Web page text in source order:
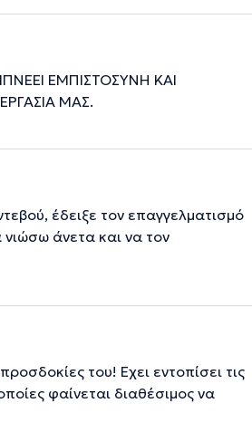
ΕΜΠΙΣΤΟΣΥΝΗ ΚΑΙ
ΜΑΣ.
έδειξε τον επαγγελματισμό
άνετα και να τον
του! Εχει εντοπίσει τις
φαίνεται διαθέσιμος να